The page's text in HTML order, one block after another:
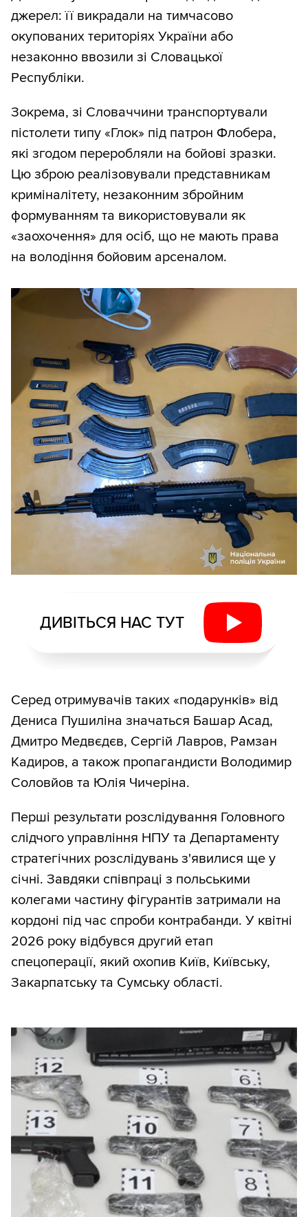
джерел: її викрадали на тимчасово
окупованих територіях України або
незаконно ввозили зі Словацької
Республіки.
Зокрема, зі Словаччини транспортували
пістолети типу «Глок» під патрон Флобера,
які згодом переробляли на бойові зразки.
Цю зброю реалізовували представникам
криміналітету, незаконним збройним
формуванням та використовували як
«заохочення» для осіб, що не мають права
на володіння бойовим арсеналом.
ДИВІТЬСЯ НАС ТУТ
Серед отримувачів таких «подарунків» від
Дениса Пушиліна значаться Башар Асад,
Дмитро Медвєдєв, Сергій Лавров, Рамзан
Кадиров, а також пропагандисти Володимир
Соловйов та Юлія Чичеріна.
Перші результати розслідування Головного
слідчого управління НПУ та Департаменту
стратегічних розслідувань з'явилися ще у
січні. Завдяки співпраці з польськими
колегами частину фігурантів затримали на
кордоні під час спроби контрабанди. У квітні
2026 року відбувся другий етап
спецоперації, який охопив Київ, Київську,
Закарпатську та Сумську області.